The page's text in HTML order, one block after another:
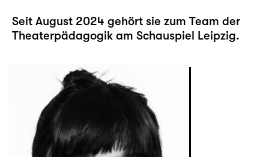
Seit August 2024 gehört sie zum Team der
Theaterpädagogik am Schauspiel Leipzig.